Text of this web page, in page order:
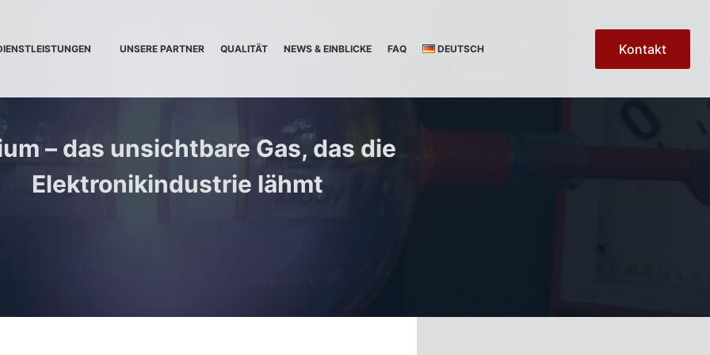
UNSERE PARTNER QUALITÄT NEWS & EINBLICKE FAQ DEUTSCH Kontakt
– das unsichtbare Gas, das die
Elektronikindustrie lähmt